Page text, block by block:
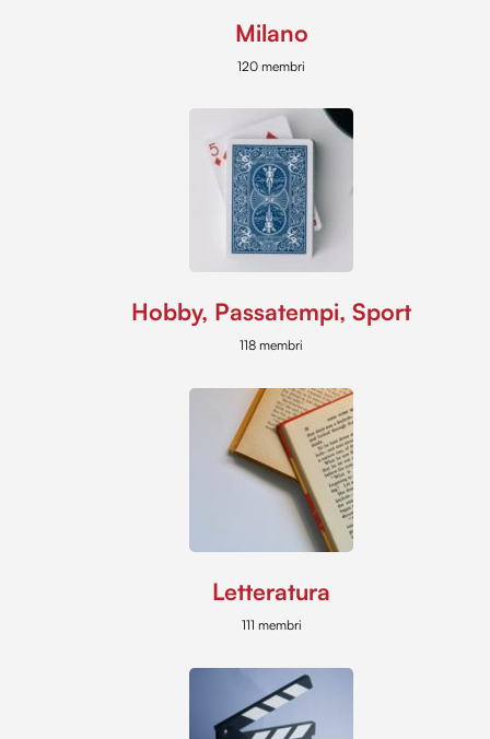
Milano
120 membri
Hobby, Passatempi, Sport
118 membri
Letteratura
111 membri